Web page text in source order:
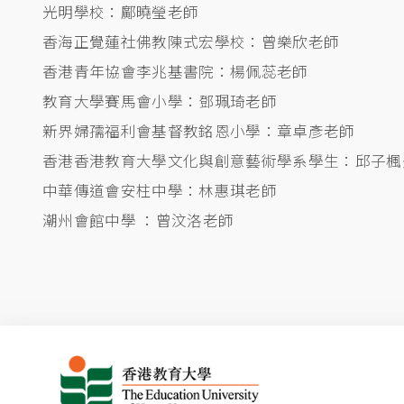
光明學校：鄺曉瑩老師
香海正覺蓮社佛教陳式宏學校：曾樂欣老師
香港青年協會李兆基書院：楊佩蕊老師
教育大學賽馬會小學：鄧珮琦老師
新界婦孺福利會基督教銘恩小學：章卓彥老師
香港香港教育大學文化與創意藝術學系學生：邱子
中華傳道會安柱中學：林惠琪老師
潮州會館中學 ：曾汶洛老師